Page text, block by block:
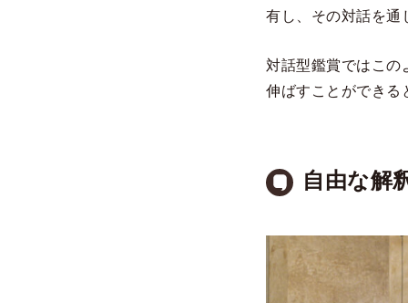
有し、その対話を通
対話型鑑賞ではこの
伸ばすことができる
自由な解